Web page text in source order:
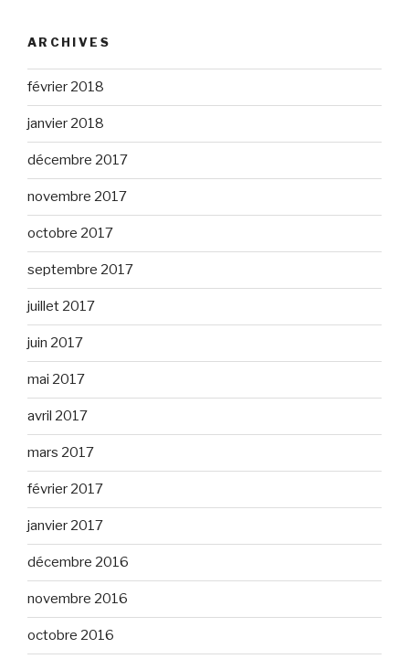
ARCHIVES
février 2018
janvier 2018
décembre 2017
novembre 2017
octobre 2017
septembre 2017
juillet 2017
juin 2017
mai 2017
avril 2017
mars 2017
février 2017
janvier 2017
décembre 2016
novembre 2016
octobre 2016